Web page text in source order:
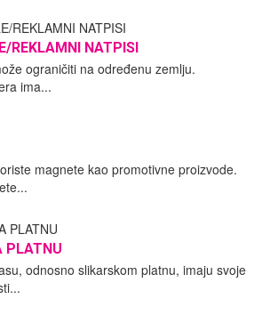
REKLAMNI NATPISI
ograničiti na određenu zemlju.
ima...
magnete kao promotivne proizvode.
PLATNU
odnosno slikarskom platnu, imaju svoje